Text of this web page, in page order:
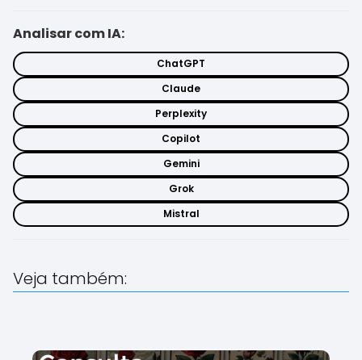
Analisar com IA:
ChatGPT
Claude
Perplexity
Copilot
Gemini
Grok
Mistral
Veja também: